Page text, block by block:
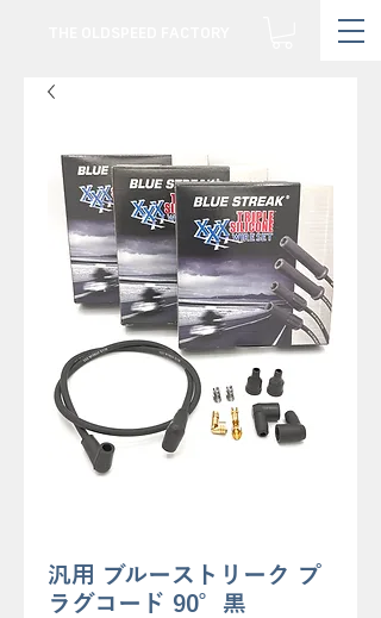
汎用 ブルーストリーク プ
ラグコード 90°黒